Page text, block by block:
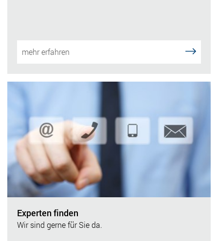
mehr erfahren
Experten finden
Wir sind gerne für Sie da.